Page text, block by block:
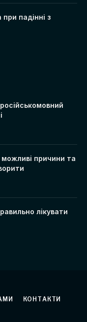
падінні з
причини та
лікувати
КОНТАКТИ